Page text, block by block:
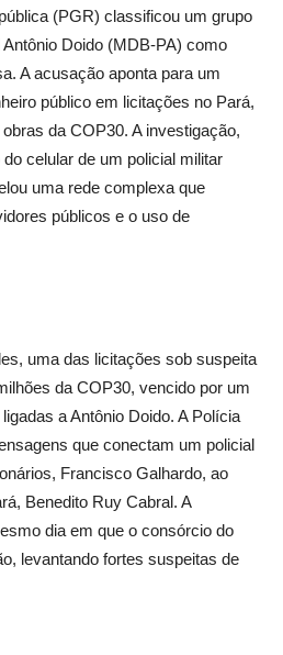
(PGR) classificou um grupo
Doido (MDB-PA) como
A acusação aponta para um
público em licitações no Pará,
da COP30. A investigação,
celular de um policial militar
uma rede complexa que
públicos e o uso de
uma das licitações sob suspeita
da COP30, vencido por um
a Antônio Doido. A Polícia
que conectam um policial
Francisco Galhardo, ao
Benedito Ruy Cabral. A
dia em que o consórcio do
levantando fortes suspeitas de